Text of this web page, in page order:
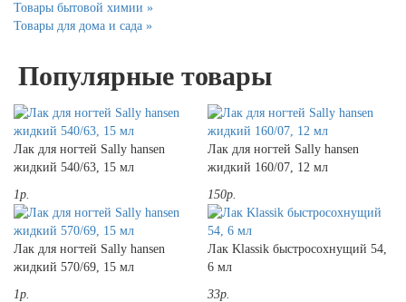
Товары бытовой химии »
Товары для дома и сада »
Популярные товары
Лак для ногтей Sally hansen
жидкий 540/63, 15 мл
1р.
Лак для ногтей Sally hansen
жидкий 160/07, 12 мл
150р.
Лак для ногтей Sally hansen
жидкий 570/69, 15 мл
1р.
Лак Klassik быстросохнущий 54,
6 мл
33р.